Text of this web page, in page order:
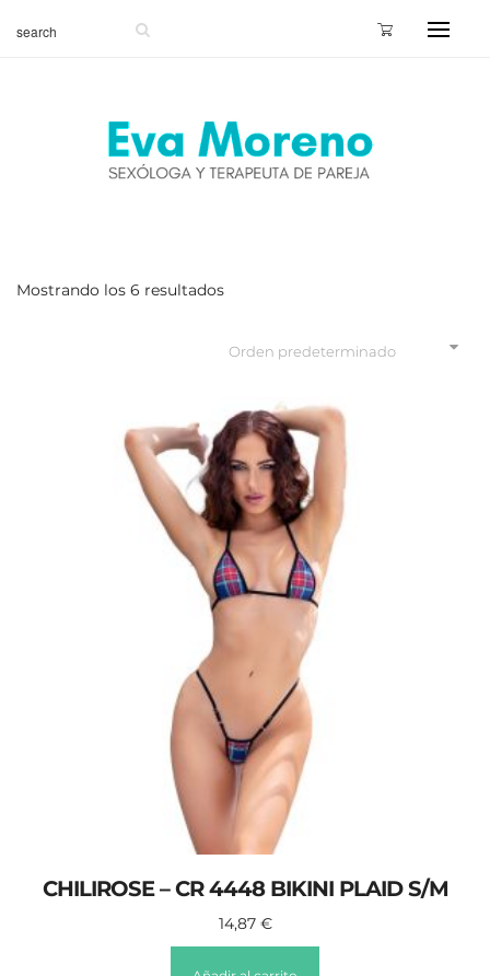
Mostrando los 6 resultados
CHILIROSE – CR 4448 BIKINI PLAID S/M
14,87 €